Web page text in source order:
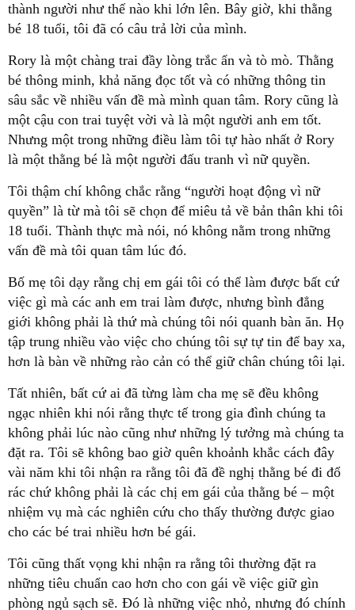
thành người như thế nào khi lớn lên. Bây giờ, khi thằng
bé 18 tuổi, tôi đã có câu trả lời của mình.
Rory là một chàng trai đầy lòng trắc ẩn và tò mò. Thằng
bé thông minh, khả năng đọc tốt và có những thông tin
sâu sắc về nhiều vấn đề mà mình quan tâm. Rory cũng là
một cậu con trai tuyệt vời và là một người anh em tốt.
Nhưng một trong những điều làm tôi tự hào nhất ở Rory
là một thằng bé là một người đấu tranh vì nữ quyền.
Tôi thậm chí không chắc rằng “người hoạt động vì nữ
quyền” là từ mà tôi sẽ chọn để miêu tả về bản thân khi tôi
18 tuổi. Thành thực mà nói, nó không nằm trong những
vấn đề mà tôi quan tâm lúc đó.
Bố mẹ tôi dạy rằng chị em gái tôi có thể làm được bất cứ
việc gì mà các anh em trai làm được, nhưng bình đẳng
giới không phải là thứ mà chúng tôi nói quanh bàn ăn. Họ
tập trung nhiều vào việc cho chúng tôi sự tự tin để bay xa,
hơn là bàn về những rào cản có thể giữ chân chúng tôi lại.
Tất nhiên, bất cứ ai đã từng làm cha mẹ sẽ đều không
ngạc nhiên khi nói rằng thực tế trong gia đình chúng ta
không phải lúc nào cũng như những lý tưởng mà chúng ta
đặt ra. Tôi sẽ không bao giờ quên khoảnh khắc cách đây
vài năm khi tôi nhận ra rằng tôi đã đề nghị thằng bé đi đổ
rác chứ không phải là các chị em gái của thằng bé – một
nhiệm vụ mà các nghiên cứu cho thấy thường được giao
cho các bé trai nhiều hơn bé gái.
Tôi cũng thất vọng khi nhận ra rằng tôi thường đặt ra
những tiêu chuẩn cao hơn cho con gái về việc giữ gìn
phòng ngủ sạch sẽ. Đó là những việc nhỏ, nhưng đó chính